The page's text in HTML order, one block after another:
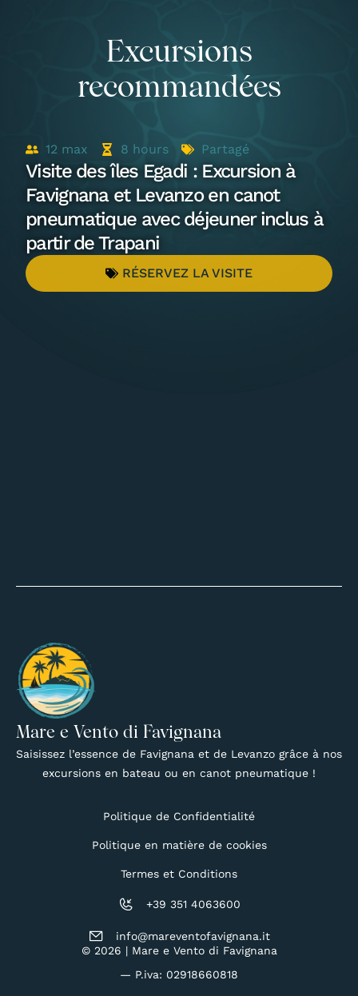
Excursions
recommandées
12 max 8 hours Partagé
Visite des îles Egadi : Excursion à
Favignana et Levanzo en canot
pneumatique avec déjeuner inclus à
partir de Trapani
RÉSERVEZ LA VISITE
Mare e Vento di Favignana
Saisissez l’essence de Favignana et de Levanzo grâce à nos
excursions en bateau ou en canot pneumatique !
+39 351 4063600
info@mareventofavignana.it
© 2026 | Mare e Vento di Favignana
— P.iva: 02918660818
Politique de Confidentialité
Politique en matière de cookies
Termes et Conditions